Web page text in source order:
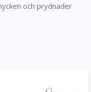
och prydnader